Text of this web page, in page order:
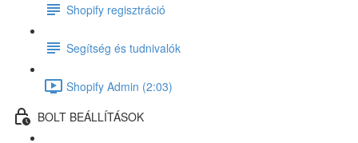
Shopify regisztráció
Segítség és tudnivalók
Shopify Admin (2:03)
BOLT BEÁLLÍTÁSOK